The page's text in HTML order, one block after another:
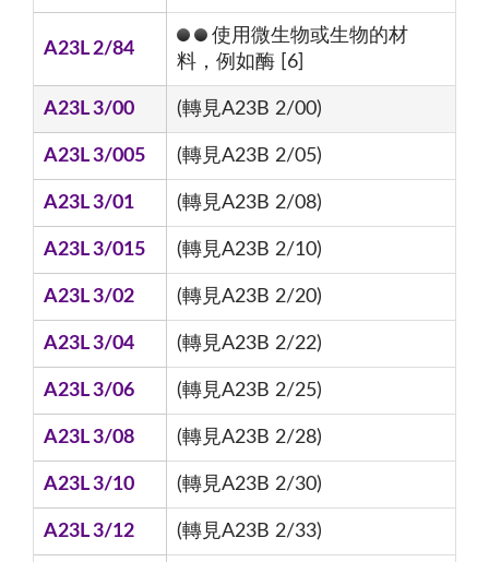
A23L 2/84
使用微生物或生物的材
料，例如酶 [6]
A23L 3/00 (轉見A23B 2/00)
A23L 3/005 (轉見A23B 2/05)
A23L 3/01 (轉見A23B 2/08)
A23L 3/015 (轉見A23B 2/10)
A23L 3/02 (轉見A23B 2/20)
A23L 3/04 (轉見A23B 2/22)
A23L 3/06 (轉見A23B 2/25)
A23L 3/08 (轉見A23B 2/28)
A23L 3/10 (轉見A23B 2/30)
A23L 3/12 (轉見A23B 2/33)